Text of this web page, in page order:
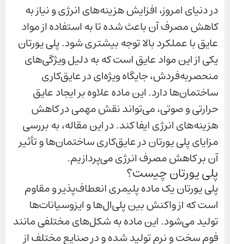
در دنیای امروز، افزایش هزینه‌های انرژی و نیاز به
کاهش مصرف آن باعث شده تا به استفاده از مواد
عایق با عملکرد بالا توجه بیشتری شود. پلی یورتان
یکی از این مواد عایق است که به دلیل ویژگی‌های
منحصربه‌فردش، جایگاه ویژه‌ای در عایق‌کاری
ساختمان‌ها دارد. این ماده علاوه بر ایجاد عایق
حرارتی و صوتی، می‌تواند نقش مهمی در کاهش
هزینه‌های انرژی ایفا کند. در این مقاله، به بررسی
مزایای پلی یورتان در عایق‌کاری ساختمان‌ها و تأثیر
آن بر کاهش مصرف انرژی می‌پردازیم.
پلی یورتان چیست؟
پلی یورتان یک ماده پلیمری انعطاف‌پذیر و مقاوم
است که از واکنش بین پلی‌ال‌ها و ایزوسیانات‌ها
تولید می‌شود. این ماده به شکل‌های مختلفی مانند
فوم سخت و نرم تولید شده و در صنایع مختلف از